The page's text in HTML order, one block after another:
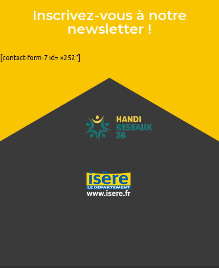
Inscrivez-vous à notre
newsletter !
[contact-form-7 id= »252″]